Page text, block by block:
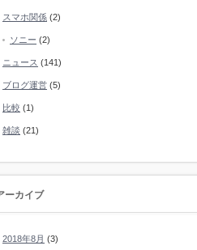
スマホ関係 (2)
ソニー (2)
ニュース (141)
ブログ運営 (5)
比較 (1)
雑談 (21)
ーカイブ
2018年8月 (3)